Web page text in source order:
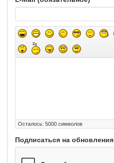
Осталось: 5000 символов
Подписаться на обновления